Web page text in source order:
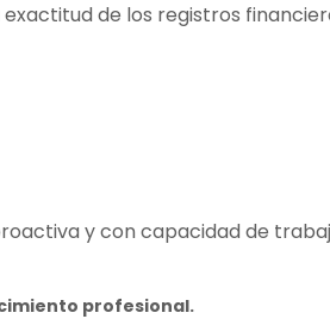
de los registros
y con capacidad de
profesional.